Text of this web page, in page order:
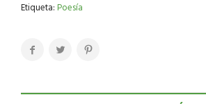
Etiqueta:Poesía